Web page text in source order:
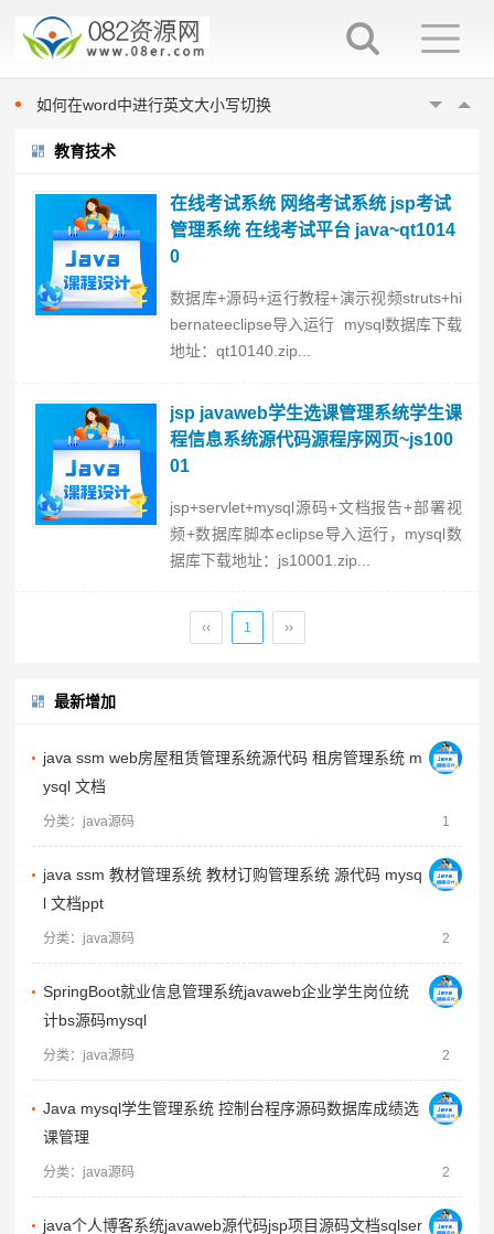
word填表时如何避免表项向后移动
如何在word中进行英文大小写切换
word填表时如何避免表项向后移动
如何在word中指定位置输入文字
如何在word中进行英文大小写切换
如何在word中渐进式调整字体大小
在word中换行与换段的区别
word填表时如何避免表项向后移动
教育技术
在线考试系统 网络考试系统 jsp考试
管理系统 在线考试平台 java~qt1014
0
数据库+源码+运行教程+演示视频struts+hi
bernateeclipse导入运行 mysql数据库下载
地址：qt10140.zip...
jsp javaweb学生选课管理系统学生课
程信息系统源代码源程序网页~js100
01
jsp+servlet+mysql源码+文档报告+部署视
频+数据库脚本eclipse导入运行，mysql数
据库下载地址：js10001.zip...
‹‹ 1 ››
最新增加
java ssm web房屋租赁管理系统源代码 租房管理系统 m
ysql 文档
分类：java源码 1
java ssm 教材管理系统 教材订购管理系统 源代码 mysq
l 文档ppt
分类：java源码 2
SpringBoot就业信息管理系统javaweb企业学生岗位统
计bs源码mysql
分类：java源码 2
Java mysql学生管理系统 控制台程序源码数据库成绩选
课管理
分类：java源码 2
java个人博客系统javaweb源代码jsp项目源码文档sqlser